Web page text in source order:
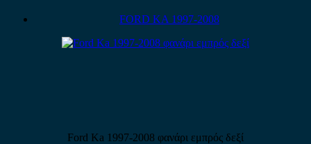
FORD KA 1997-2008
Ford Ka 1997-2008 φανάρι εμπρός δεξί